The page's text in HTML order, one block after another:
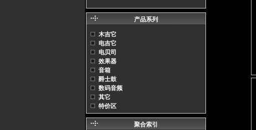
产品系列
木吉它
电吉它
电贝司
效果器
音箱
爵士鼓
数码音频
其它
特价区
聚合索引